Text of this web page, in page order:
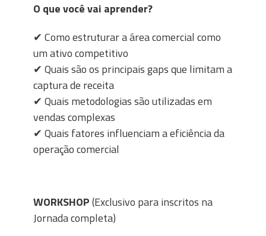
O que você vai aprender?
✔ Como estruturar a área comercial como
um ativo competitivo
✔ Quais são os principais gaps que limitam a
captura de receita
✔ Quais metodologias são utilizadas em
vendas complexas
✔ Quais fatores influenciam a eficiência da
operação comercial
WORKSHOP(Exclusivo para inscritos na
Jornada completa)